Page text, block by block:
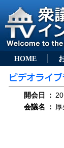
HOME
開会日 ：
会議名
：